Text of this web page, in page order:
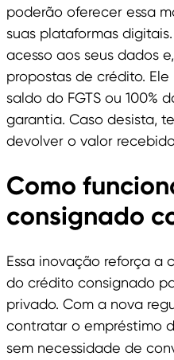
poderão oferecer essa
suas plataformas
acesso aos seus dados
propostas de crédito.
saldo do FGTS ou 100%
garantia. Caso desista,
devolver o valor
Como
consignado
Essa inovação reforça a
do crédito consignado
privado. Com a nova
contratar o empréstimo
sem necessidade de